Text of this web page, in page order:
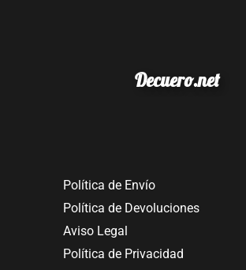
Decuero.net
Política de Envío
Política de Devoluciones
Aviso Legal
Política de Privacidad